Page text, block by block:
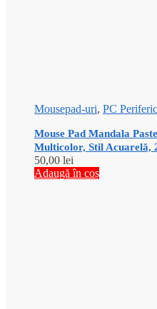
Mousepad-uri, PC
Mouse Pad Mandala
Multicolor, Stil Acuarelă,
50,00 lei
Adaugă în coș